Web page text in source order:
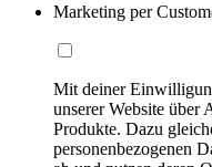
Marketing per
Mit deiner
unserer Website über
Produkte. Dazu
personenbezogenen